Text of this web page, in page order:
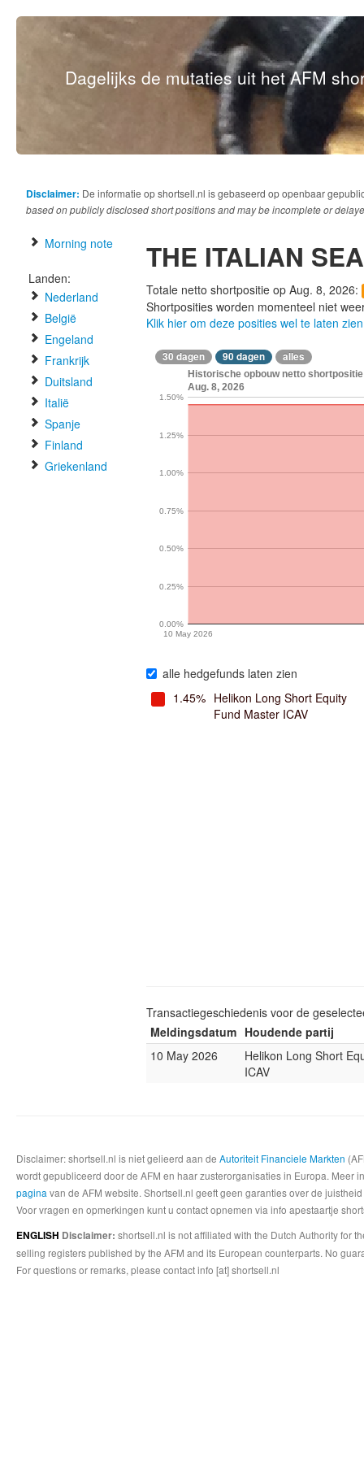
Dagelijks de mutaties uit het AFM
Disclaimer: De informatie op shortsell.nl is gebaseerd op openbaar
based on publicly disclosed short positions and may be incomplete or
Morning note
Landen:
Nederland
België
Engeland
Frankrijk
Duitsland
Italië
Spanje
Finland
Griekenland
THE ITALIAN
Totale netto shortpositie op Aug. 8, 2026:
Shortposities worden momenteel niet
Klik hier om deze posities wel te laten zien
30 dagen 90 dagen alles
Historische opbouw netto shortpositie
Aug. 8, 2026
10 May 2026
0.00%
0.25%
0.50%
0.75%
1.00%
1.25%
1.50%
alle hedgefunds laten zien
1.45% Helikon Long Short Equity
Fund Master ICAV
Transactiegeschiedenis voor de
Meldingsdatum Houdende partij
10 May 2026
Helikon Long Short
ICAV
Disclaimer: shortsell.nl is niet gelieerd aan de Autoriteit Financiele Markten
wordt gepubliceerd door de AFM en haar zusterorganisaties in Europa.
pagina van de AFM website. Shortsell.nl geeft geen garanties over de
Voor vragen en opmerkingen kunt u contact opnemen via info apestaartje
ENGLISH Disclaimer: shortsell.nl is not affiliated with the Dutch Authority for
selling registers published by the AFM and its European counterparts. No
For questions or remarks, please contact info [at] shortsell.nl